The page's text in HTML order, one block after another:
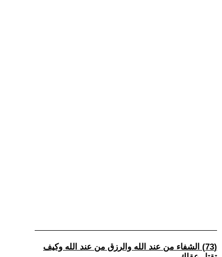
(73) الشفاء من عند الله والرزق من عند الله وكيف